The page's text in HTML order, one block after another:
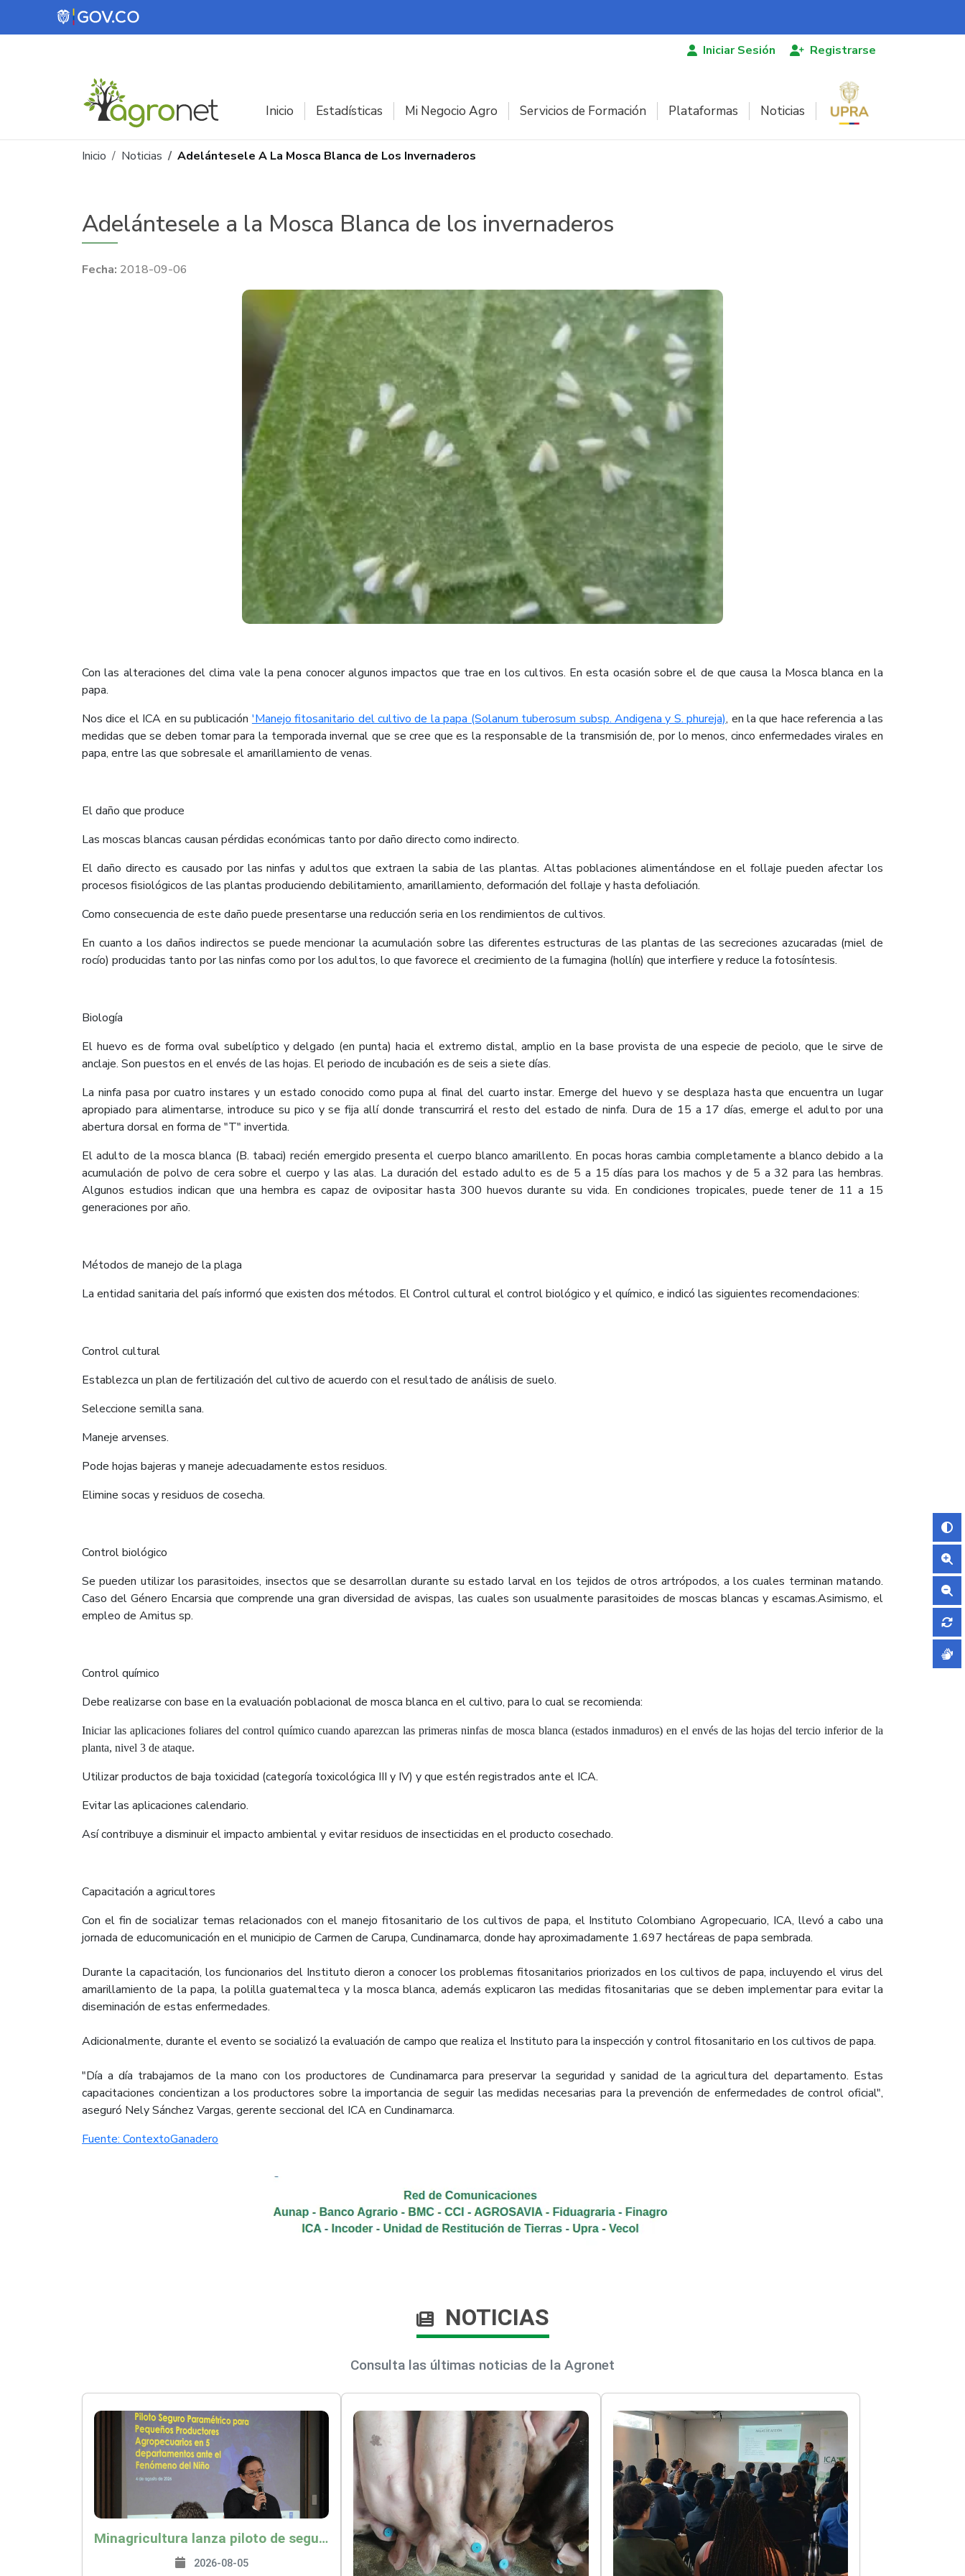
Pasar al contenido principal
Iniciar Sesión Registrarse
Inicio Estadísticas Mi Negocio Agro Servicios de Formación Plataformas Noticias
Ruta de navegación
Inicio Noticias Adelántesele A La Mosca Blanca de Los Invernaderos
Adelántesele a la Mosca Blanca de los invernaderos
2018-09-06
Con las alteraciones del clima vale la pena conocer algunos impactos que trae en los cultivos. En esta ocasión sobre el de que causa la Mosca blanca en la
papa.
Nos dice el ICA en su publicación 'Manejo fitosanitario del cultivo de la papa (Solanum tuberosum subsp. Andigena y S. phureja), en la que hace referencia a las
medidas que se deben tomar para la temporada invernal que se cree que es la responsable de la transmisión de, por lo menos, cinco enfermedades virales en
papa, entre las que sobresale el amarillamiento de venas.
El daño que produce
Las moscas blancas causan pérdidas económicas tanto por daño directo como indirecto.
El daño directo es causado por las ninfas y adultos que extraen la sabia de las plantas. Altas poblaciones alimentándose en el follaje pueden afectar los
procesos fisiológicos de las plantas produciendo debilitamiento, amarillamiento, deformación del follaje y hasta defoliación.
Como consecuencia de este daño puede presentarse una reducción seria en los rendimientos de cultivos.
En cuanto a los daños indirectos se puede mencionar la acumulación sobre las diferentes estructuras de las plantas de las secreciones azucaradas (miel de
rocío) producidas tanto por las ninfas como por los adultos, lo que favorece el crecimiento de la fumagina (hollín) que interfiere y reduce la fotosíntesis.
Biología
El huevo es de forma oval subelíptico y delgado (en punta) hacia el extremo distal, amplio en la base provista de una especie de peciolo, que le sirve de
anclaje. Son puestos en el envés de las hojas. El periodo de incubación es de seis a siete días.
La ninfa pasa por cuatro instares y un estado conocido como pupa al final del cuarto instar. Emerge del huevo y se desplaza hasta que encuentra un lugar
apropiado para alimentarse, introduce su pico y se fija allí donde transcurrirá el resto del estado de ninfa. Dura de 15 a 17 días, emerge el adulto por una
abertura dorsal en forma de "T" invertida.
El adulto de la mosca blanca (B. tabaci) recién emergido presenta el cuerpo blanco amarillento. En pocas horas cambia completamente a blanco debido a la
acumulación de polvo de cera sobre el cuerpo y las alas. La duración del estado adulto es de 5 a 15 días para los machos y de 5 a 32 para las hembras.
Algunos estudios indican que una hembra es capaz de ovipositar hasta 300 huevos durante su vida. En condiciones tropicales, puede tener de 11 a 15
generaciones por año.
Métodos de manejo de la plaga
La entidad sanitaria del país informó que existen dos métodos. El Control cultural el control biológico y el químico, e indicó las siguientes recomendaciones:
Control cultural
Establezca un plan de fertilización del cultivo de acuerdo con el resultado de análisis de suelo.
Seleccione semilla sana.
Maneje arvenses.
Pode hojas bajeras y maneje adecuadamente estos residuos.
Elimine socas y residuos de cosecha.
Control biológico
Se pueden utilizar los parasitoides, insectos que se desarrollan durante su estado larval en los tejidos de otros artrópodos, a los cuales terminan matando.
Caso del Género Encarsia que comprende una gran diversidad de avispas, las cuales son usualmente parasitoides de moscas blancas y escamas.Asimismo, el
empleo de Amitus sp.
Control químico
Debe realizarse con base en la evaluación poblacional de mosca blanca en el cultivo, para lo cual se recomienda:
Iniciar las aplicaciones foliares del control químico cuando aparezcan las primeras ninfas de mosca blanca (estados inmaduros) en el envés de las hojas del tercio inferior de la
planta, nivel 3 de ataque.
Utilizar productos de baja toxicidad (categoría toxicológica III y IV) y que estén registrados ante el ICA.
Evitar las aplicaciones calendario.
Así contribuye a disminuir el impacto ambiental y evitar residuos de insecticidas en el producto cosechado.
Capacitación a agricultores
Con el fin de socializar temas relacionados con el manejo fitosanitario de los cultivos de papa, el Instituto Colombiano Agropecuario, ICA, llevó a cabo una
jornada de educomunicación en el municipio de Carmen de Carupa, Cundinamarca, donde hay aproximadamente 1.697 hectáreas de papa sembrada.
Durante la capacitación, los funcionarios del Instituto dieron a conocer los problemas fitosanitarios priorizados en los cultivos de papa, incluyendo el virus del
amarillamiento de la papa, la polilla guatemalteca y la mosca blanca, además explicaron las medidas fitosanitarias que se deben implementar para evitar la
diseminación de estas enfermedades.
Adicionalmente, durante el evento se socializó la evaluación de campo que realiza el Instituto para la inspección y control fitosanitario en los cultivos de papa.
"Día a día trabajamos de la mano con los productores de Cundinamarca para preservar la seguridad y sanidad de la agricultura del departamento. Estas
capacitaciones concientizan a los productores sobre la importancia de seguir las medidas necesarias para la prevención de enfermedades de control oficial",
aseguró Nely Sánchez Vargas, gerente seccional del ICA en Cundinamarca.​
Fuente: ContextoGanadero​
NOTICIAS
Consulta las últimas noticias de la Agronet
Minagricultura lanza piloto de seguro agropecuario por $9.625 millones para proteger a más de 14.000 pequeños productores contra riesgos del Fenómeno de El Niño
2026-08-05